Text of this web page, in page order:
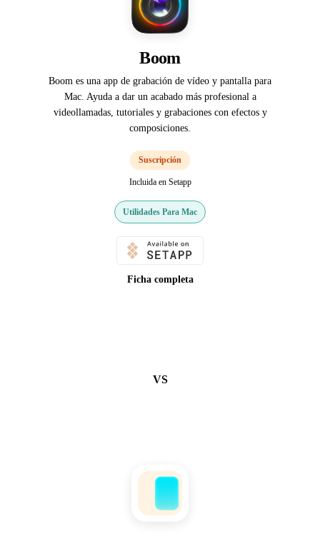
Boom
Boom es una app de grabación de vídeo y pantalla para
Mac. Ayuda a dar un acabado más profesional a
videollamadas, tutoriales y grabaciones con efectos y
composiciones.
Suscripción
Incluida en Setapp
Utilidades Para Mac
Ficha completa
VS